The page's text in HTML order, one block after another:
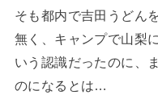
そも都内で吉田うどん
無く、キャンプで山梨
いう認識だったのに、
のになるとは…